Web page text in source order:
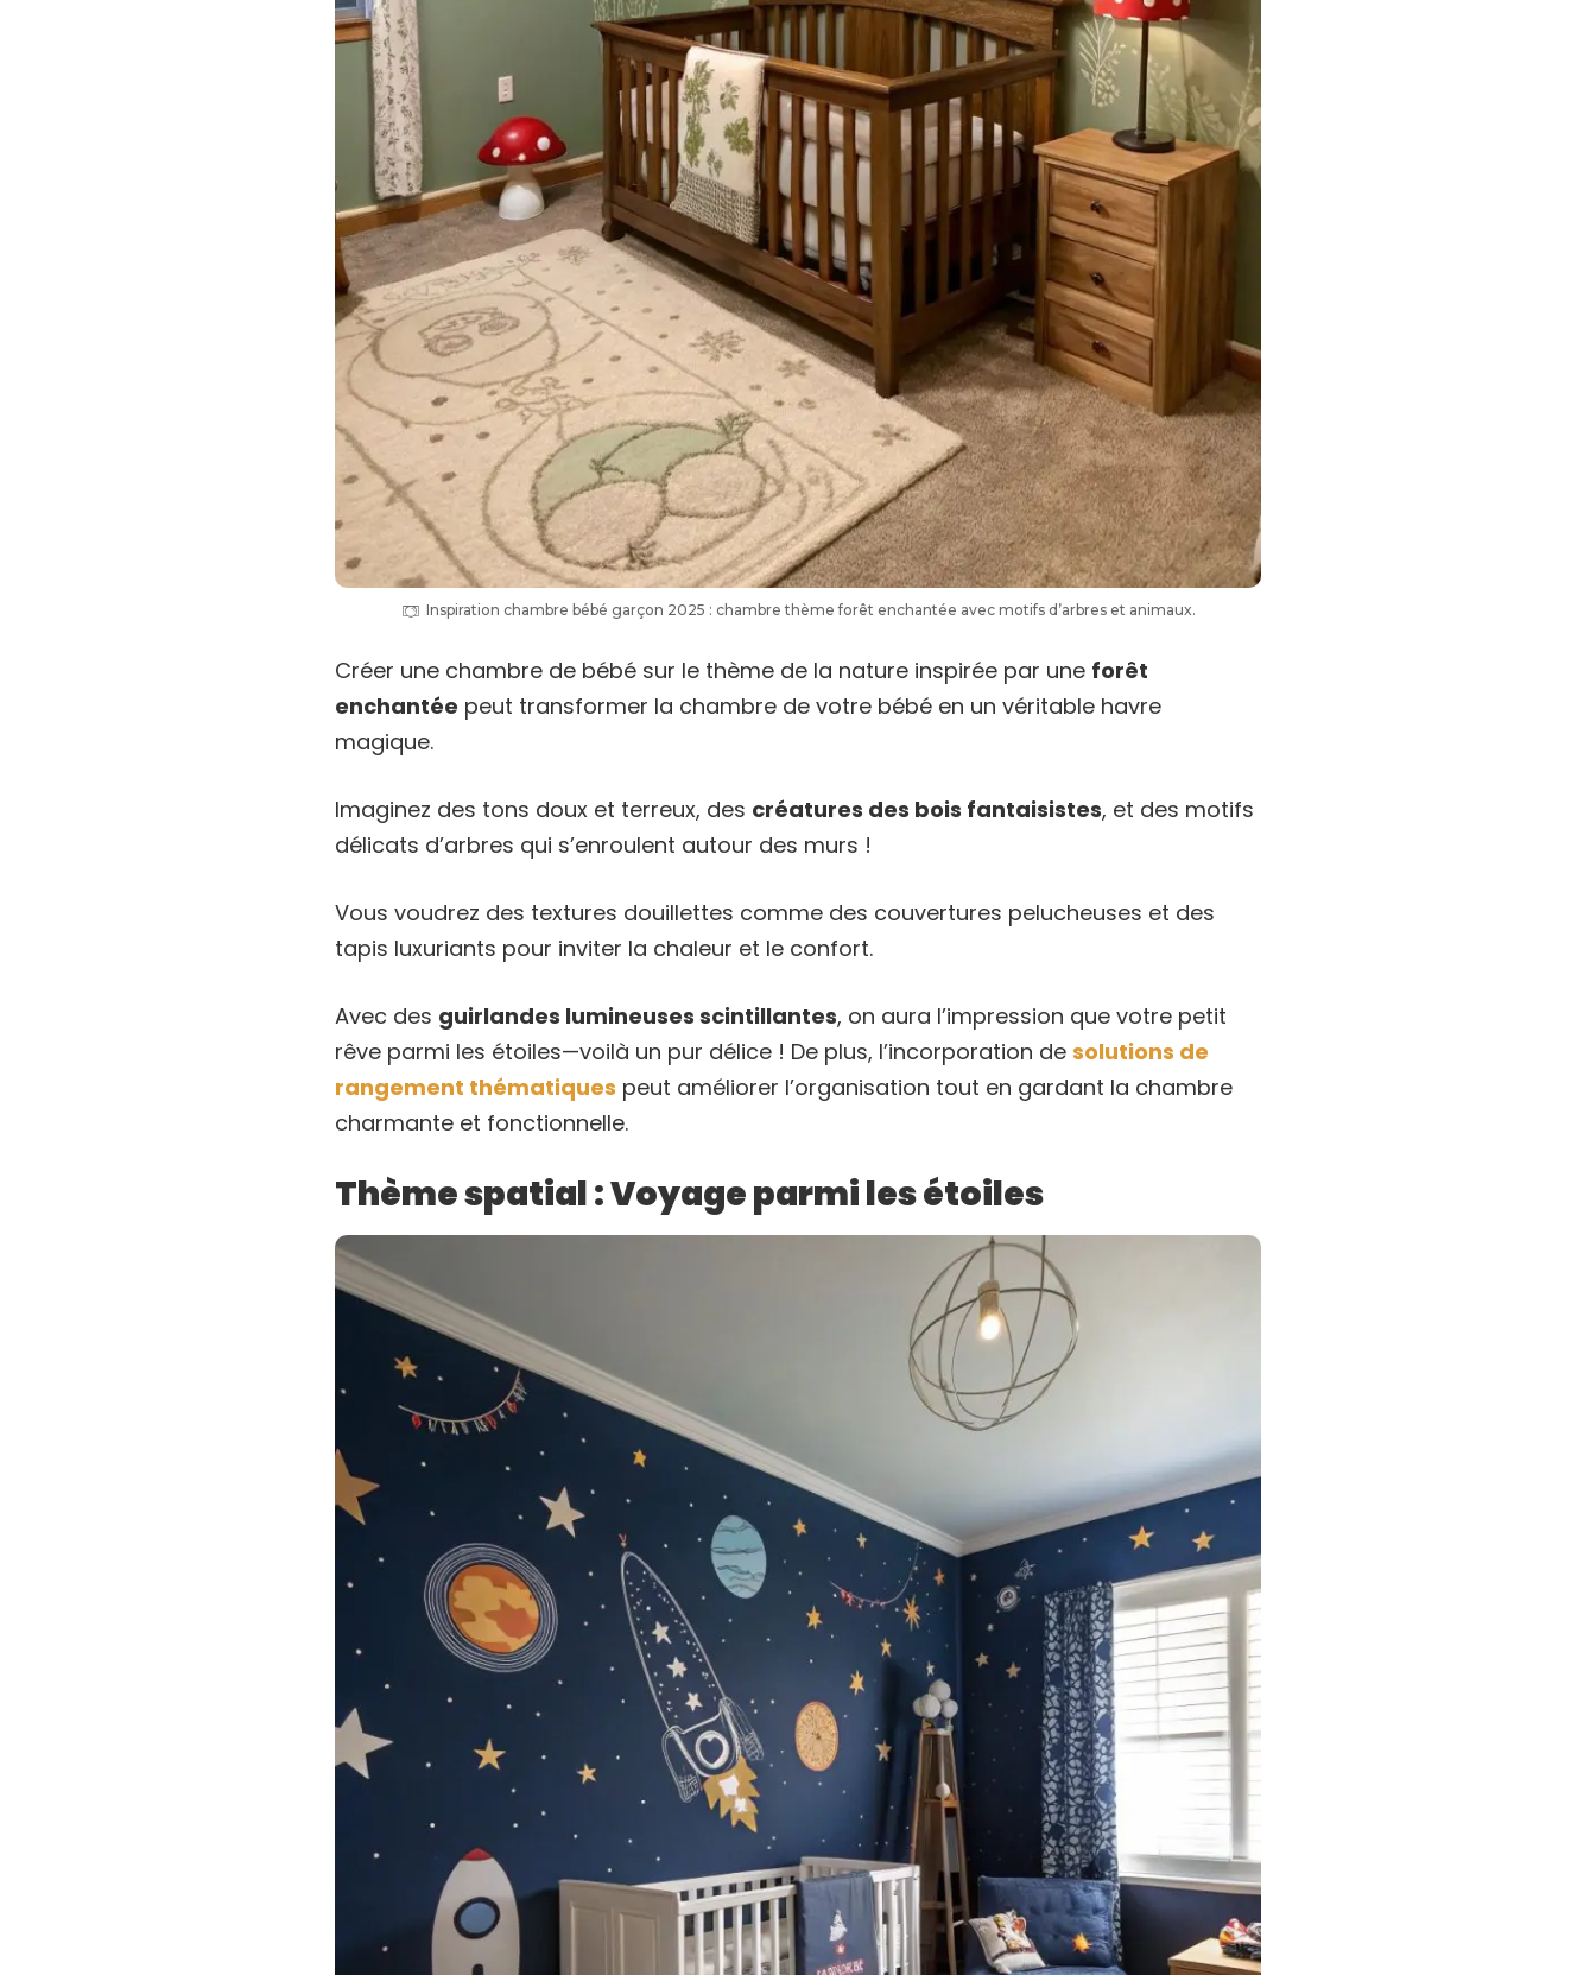
Inspiration chambre bébé garçon 2025 : chambre thème forêt enchantée avec motifs d’arbres et animaux.
Créer une chambre de bébé sur le thème de la nature inspirée par une forêt
enchantée peut transformer la chambre de votre bébé en un véritable havre
magique.
Imaginez des tons doux et terreux, des créatures des bois fantaisistes, et des motifs
délicats d’arbres qui s’enroulent autour des murs !
Vous voudrez des textures douillettes comme des couvertures pelucheuses et des
tapis luxuriants pour inviter la chaleur et le confort.
Avec des guirlandes lumineuses scintillantes, on aura l’impression que votre petit
rêve parmi les étoiles—voilà un pur délice ! De plus, l’incorporation de solutions de
rangement thématiques peut améliorer l’organisation tout en gardant la chambre
charmante et fonctionnelle.
Thème spatial : Voyage parmi les étoiles